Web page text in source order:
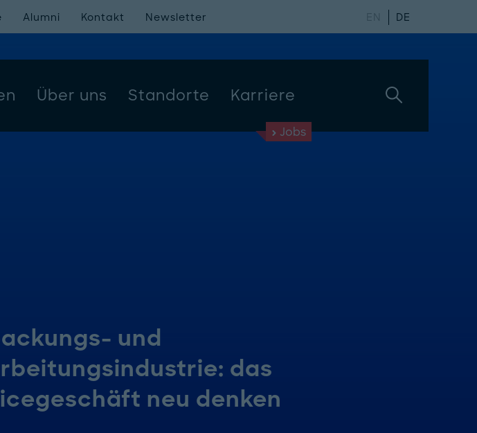
Über uns Standorte Karriere
Alumni Kontakt Newsletter EN DE
Jobs
und
das
neu denken